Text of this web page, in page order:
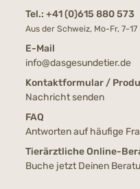
Tel.: +41 (0)615 880 573
Aus der Schweiz, Mo-Fr, 7-17
E-Mail
info@dasgesundetier.de
Kontaktformular /
Nachricht senden
FAQ
Antworten auf häufige
Tierärztliche Online-
Buche jetzt Deinen